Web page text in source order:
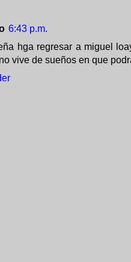
6:43 p.m.
hga regresar a miguel
vive de sueños en que